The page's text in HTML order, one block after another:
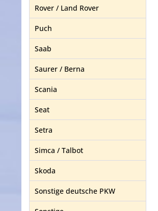
Rover / Land Rover
Puch
Saab
Saurer / Berna
Scania
Seat
Setra
Simca / Talbot
Skoda
Sonstige deutsche PKW